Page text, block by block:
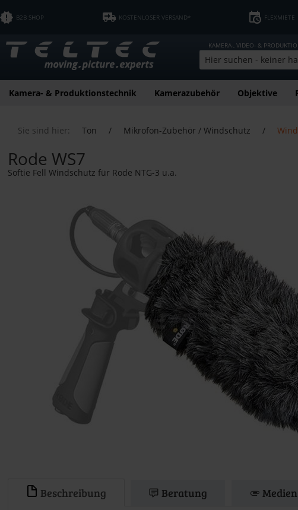
B2B SHOP KOSTENLOSER VERSAND* FLEXMIETE
KAMERA-, VIDEO- &
Kamera- & Produktionstechnik Kamerazubehör Objektive
Sie sind hier: Ton / Mikrofon-Zubehör / Windschutz /
Rode WS7
Softie Fell Windschutz für Rode NTG-3 u.a.
Beschreibung Beratung Medien